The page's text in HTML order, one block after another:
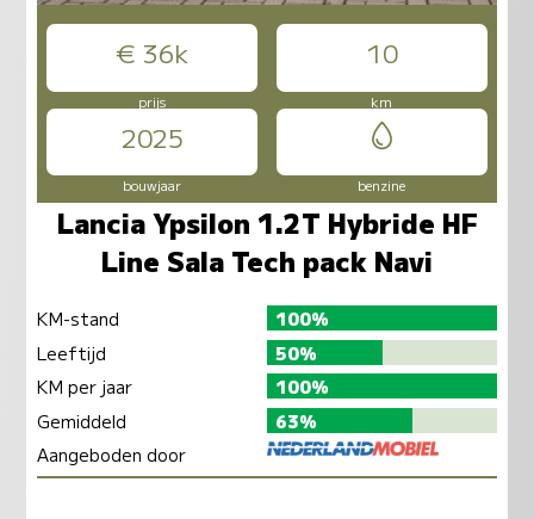
€ 36k 10
prijs km
2025
bouwjaar benzine
Lancia Ypsilon 1.2T Hybride HF
Line Sala Tech pack Navi
KM-stand
100%
Leeftijd
50%
KM per jaar
100%
Gemiddeld
63%
Aangeboden door